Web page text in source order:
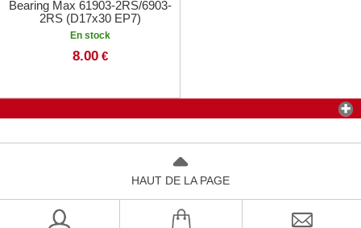
Bearing Max 61903-2RS/6903-
2RS (D17x30 EP7)
En stock
8.00 €
HAUT DE LA PAGE